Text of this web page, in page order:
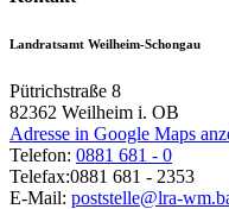
Landratsamt Weilheim-Schongau
Pütrichstraße 8
82362 Weilheim i. OB
Adresse in Google Maps
Telefon: 0881 681 - 0
Telefax:0881 681 - 2353
E-Mail: poststelle@lra-